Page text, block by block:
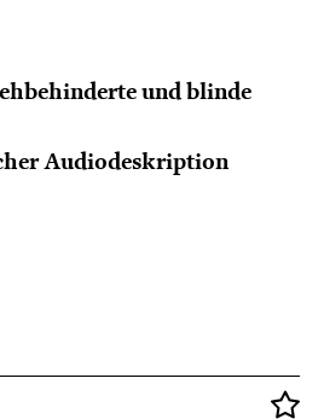
und blinde
Audiodeskription